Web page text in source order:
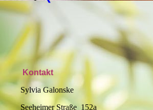
Kontakt
Sylvia Galonske
Seeheimer Straße 152a